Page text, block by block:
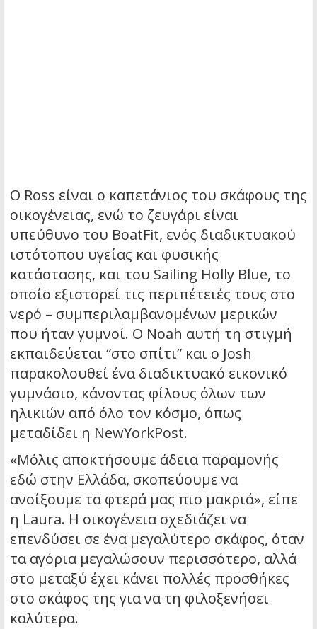
Ο Ross είναι ο καπετάνιος του σκάφους της
οικογένειας, ενώ το ζευγάρι είναι
υπεύθυνο του BoatFit, ενός διαδικτυακού
ιστότοπου υγείας και φυσικής
κατάστασης, και του Sailing Holly Blue, το
οποίο εξιστορεί τις περιπέτειές τους στο
νερό – συμπεριλαμβανομένων μερικών
που ήταν γυμνοί. Ο Noah αυτή τη στιγμή
εκπαιδεύεται “στο σπίτι” και ο Josh
παρακολουθεί ένα διαδικτυακό εικονικό
γυμνάσιο, κάνοντας φίλους όλων των
ηλικιών από όλο τον κόσμο, όπως
μεταδίδει η NewΥorkPost.
«Μόλις αποκτήσουμε άδεια παραμονής
εδώ στην Ελλάδα, σκοπεύουμε να
ανοίξουμε τα φτερά μας πιο μακριά», είπε
η Laura. Η οικογένεια σχεδιάζει να
επενδύσει σε ένα μεγαλύτερο σκάφος, όταν
τα αγόρια μεγαλώσουν περισσότερο, αλλά
στο μεταξύ έχει κάνει πολλές προσθήκες
στο σκάφος της για να τη φιλοξενήσει
καλύτερα.